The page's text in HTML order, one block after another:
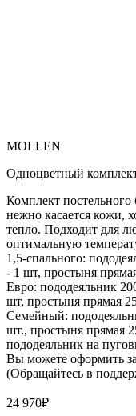
MOLLEN
Одноцветный
Комплект постельного
нежно касается кожи,
тепло. Подходит для
оптимальную
1,5-спального:
- 1 шт, простыня
Евро: пододеяльник
шт, простыня прямая
Семейный:
шт., простыня прямая
пододеяльник на
Вы можете оформить
(Обращайтесь в
24 970₽